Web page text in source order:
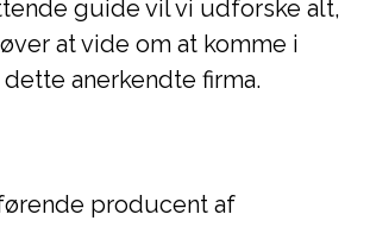
guide vil vi udforske alt,
at vide om at komme i
anerkendte firma.
producent af